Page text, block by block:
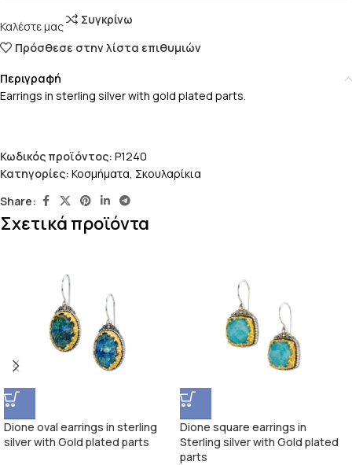
Καλέστε μας
Συγκρίνω
Πρόσθεσε στην λίστα επιθυμιών
Περιγραφή
Earrings in sterling silver with gold plated parts.
Κωδικός προϊόντος: P1240
Κατηγορίες: Κοσμήματα, Σκουλαρίκια
Share:
Σχετικά προϊόντα
Dione oval earrings in sterling
silver with Gold plated parts
Dione square earrings in
Sterling silver with Gold plated
parts